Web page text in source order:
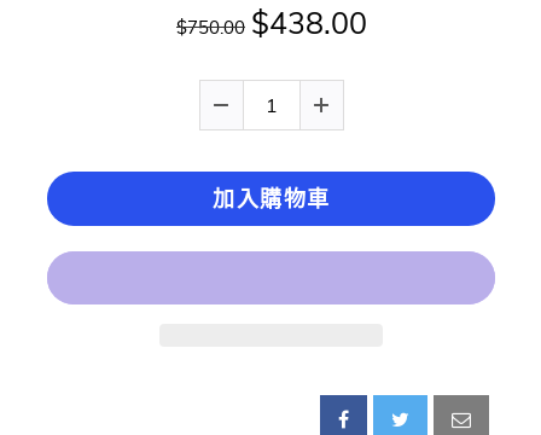
$750.00 $438.00
加入購物車